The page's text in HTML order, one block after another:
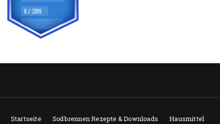
Startseite Sodbrennen Rezepte & Downloads
Hausmittel